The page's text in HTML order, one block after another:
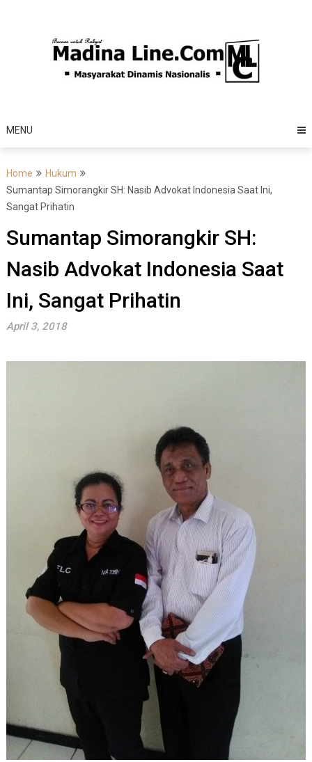
MENU
Home
Hukum
Sumantap Simorangkir SH: Nasib Advokat Indonesia Saat Ini,
Sangat Prihatin
Sumantap Simorangkir SH:
Nasib Advokat Indonesia Saat
Ini, Sangat Prihatin
April 3, 2018